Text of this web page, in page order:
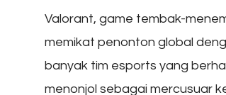
Valorant, game tembak-
memikat penonton global
banyak tim esports yang
menonjol sebagai mercusuar